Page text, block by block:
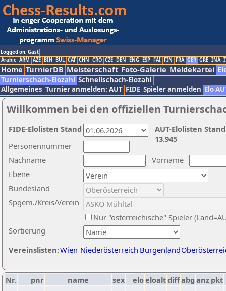
Logged on: Gast
Arabic ARM AZE BIH BUL CAT CHN CRO CZE DEN ENG ESP FAI FIN FRA GER GRE INA
Home TurnierDB Meisterschaft Foto-Galerie Meldekartei
Turnierschach-Elozahl Schnellschach-Elozahl
Allgemeines Turnier anmelden: AUT FIDE Spieler anmelden Elo
Willkommen bei den offiziellen
Nachname
Vorname
Ebene
Sortierung
Personennummer
Bundesland
Spgem./Kreis/Verein
Nur "österreichische" Spieler
Vereinslisten:Wien Niederösterreich Burgenland
AUT-Elolisten
13.945
FIDE-Elolisten Stand
Nr. pnr name sex eloeloaltdiffabg anz pkt